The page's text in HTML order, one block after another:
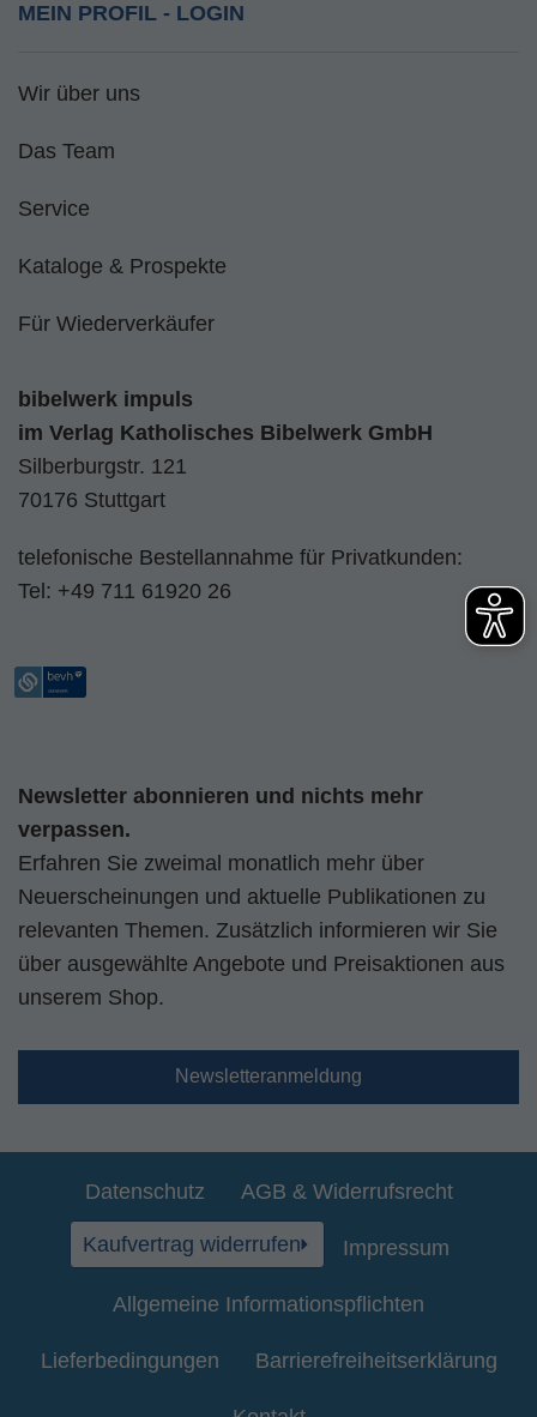
MEIN PROFIL - LOGIN
Wir über uns
Das Team
Service
Kataloge & Prospekte
Für Wiederverkäufer
bibelwerk impuls
im Verlag Katholisches Bibelwerk GmbH
Silberburgstr. 121
70176 Stuttgart
telefonische Bestellannahme für Privatkunden:
Tel: +49 711 61920 26
Newsletter abonnieren und nichts mehr
verpassen.
Erfahren Sie zweimal monatlich mehr über
Neuerscheinungen und aktuelle Publikationen zu
relevanten Themen. Zusätzlich informieren wir Sie
über ausgewählte Angebote und Preisaktionen aus
unserem Shop.
Newsletteranmeldung
Datenschutz AGB & Widerrufsrecht
Kaufvertrag widerrufen Impressum
Allgemeine Informationspflichten
Lieferbedingungen Barrierefreiheitserklärung